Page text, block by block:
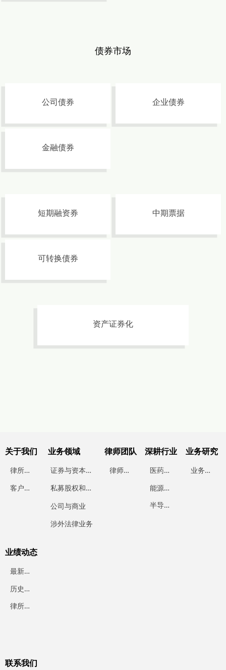
债券市场
公司债券 企业债券
金融债券
短期融资券 中期票据
可转换债券
资产证券化
联系我们
深耕行业
医
药行业
能
源行业
半
导体行业
证
券与资本市场
私
募股权和投资基金
公司与商业
涉外法律业务
业务领域
律
师团队
律师团队
关于我们
律
所简介
客
户案例
业务研究
业
务研究
业绩动态
最
新业绩
历
史业绩
律
所动态